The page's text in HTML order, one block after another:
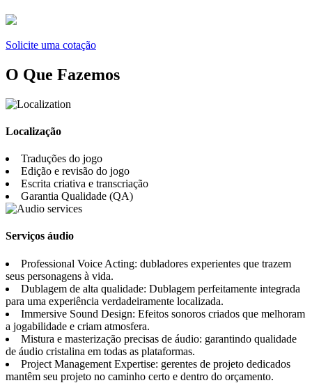
Solicite uma cotação
O Que Fazemos
Localização
Traduções do jogo
Edição e revisão do jogo
Escrita criativa e transcriação
Garantia Qualidade (QA)
Serviços áudio
Professional Voice Acting: dubladores experientes que trazem
seus personagens à vida.
Dublagem de alta qualidade: Dublagem perfeitamente integrada
para uma experiência verdadeiramente localizada.
Immersive Sound Design: Efeitos sonoros criados que melhoram
a jogabilidade e criam atmosfera.
Mistura e masterização precisas de áudio: garantindo qualidade
de áudio cristalina em todas as plataformas.
Project Management Expertise: gerentes de projeto dedicados
mantêm seu projeto no caminho certo e dentro do orçamento.